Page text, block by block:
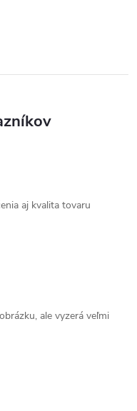
aj kvalita tovaru
ale vyzerá veľmi